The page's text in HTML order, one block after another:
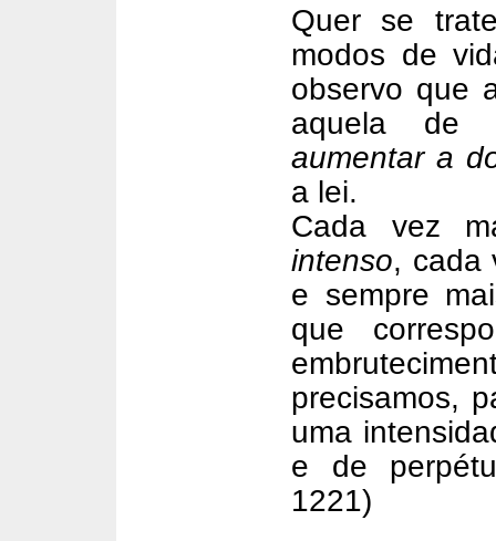
Quer se
modos de
observo que
aquela de
aumentar a
a lei.
Cada vez
intenso, cada
e sempre
que
precisamos,
uma
e de
1221)